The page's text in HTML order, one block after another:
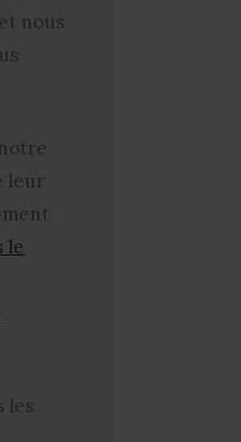
nous
leur
le
les